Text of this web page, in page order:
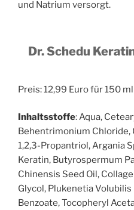
und Natrium versorgt.
Dr. Schedu
Preis: 12,99 Euro für 150 ml
Inhaltsstoffe: Aqua,
Behentrimonium
1,2,3-Propantriol, Argania
Keratin, Butyrospermum
Chinensis Seed Oil,
Glycol, Plukenetia Volubilis
Benzoate, Tocopheryl